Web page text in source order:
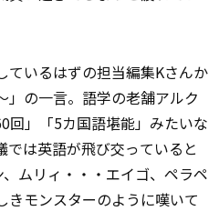
ているはずの担当編集Kさんか
」の一言。語学の老舗アルク
回」「5カ国語堪能」みたいな
は英語が飛び交っていると
ムリィ・・・エイゴ、ペラペ
きモンスターのように嘆いて